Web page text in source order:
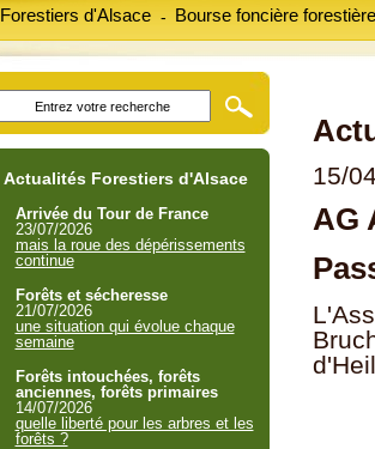
Forestiers d'Alsace Bourse foncière forestière
-
15/
AG
Actualités Forestiers d'Alsace
Arrivée du Tour de France
23/07/2026
mais la roue des dépérissements
continue
Forêts et sécheresse
21/07/2026
une situation qui évolue chaque
semaine
Forêts intouchées, forêts
anciennes, forêts primaires
14/07/2026
quelle liberté pour les arbres et les
forêts ?